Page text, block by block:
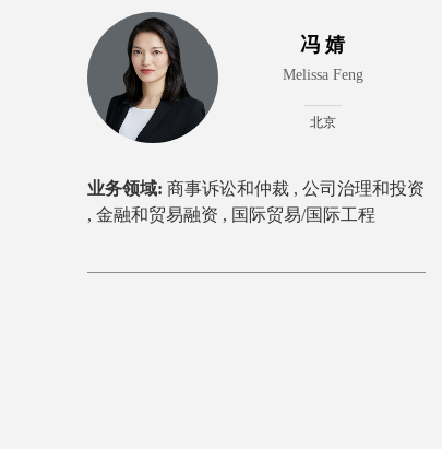
冯 婧
Melissa Feng
北京
业务领域: 商事诉讼和仲裁 , 公司治理和投资
, 金融和贸易融资 , 国际贸易/国际工程